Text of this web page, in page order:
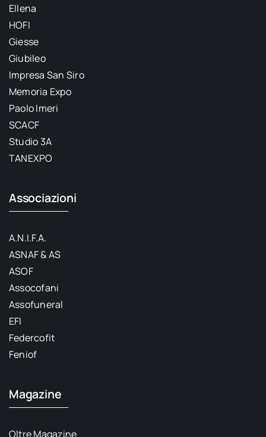
Ellena
HOFI
Giesse
Giubileo
Impresa San Siro
Memoria Expo
Paolo Imeri
SCACF
Studio 3A
TANEXPO
Associazioni
A.N.I.F.A.
ASNAF & AS
ASOF
Assocofani
Assofuneral
EFI
Federcofit
Feniof
Magazine
Oltre Magazine